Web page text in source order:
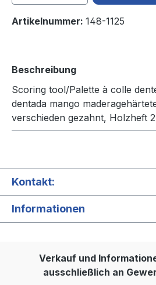
Artikelnummer: 148-1125
Beschreibung
Scoring tool/Palette à colle
dentada mango
verschieden gezahnt, Holzheft
Kontakt:
Informationen
Verkauf und
ausschließlich an